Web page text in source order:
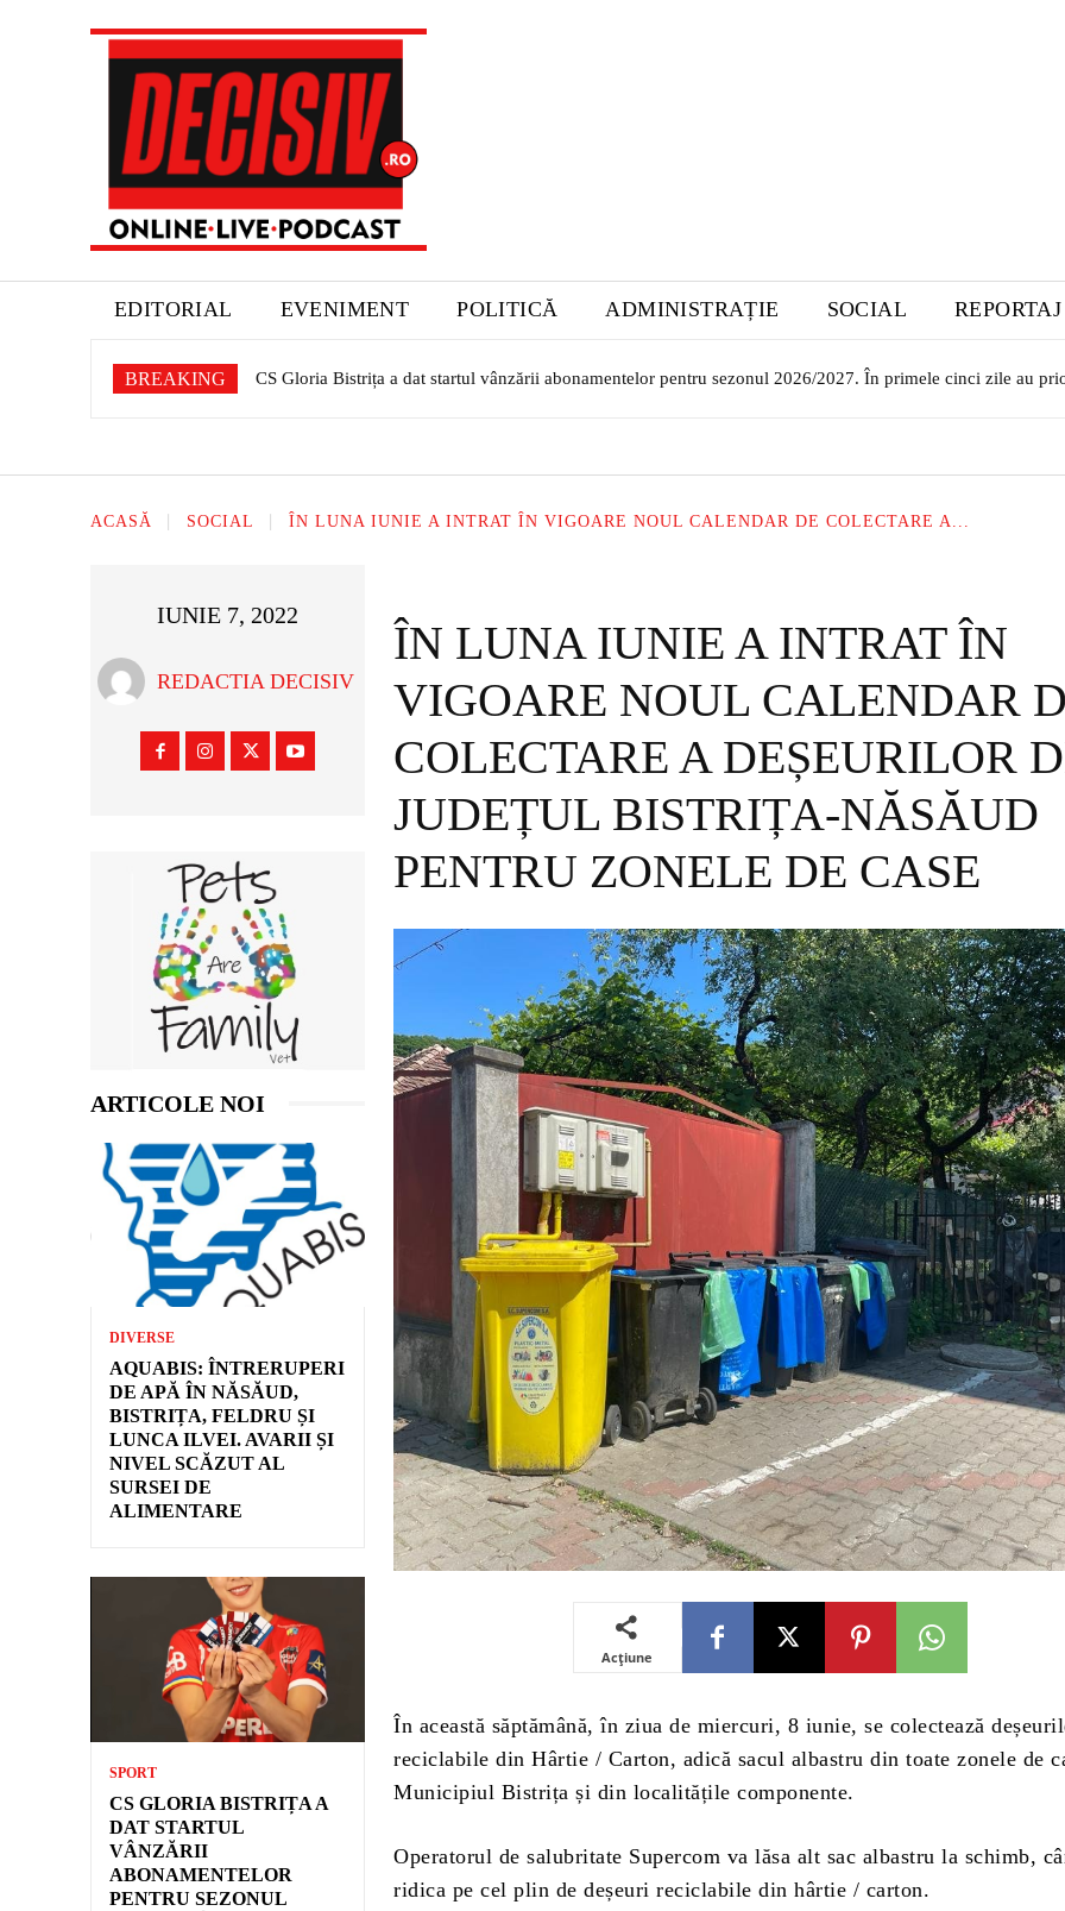
EDITORIAL EVENIMENT POLITICĂ ADMINISTRAȚIE SOCIAL REPORTAJ
BREAKING Expoziție dedicată patrimoniului sașilor transilvăneni la Muzeul Bistrița. Vernisajul are loc în 7 august
ACASĂ SOCIAL ÎN LUNA IUNIE A INTRAT ÎN VIGOARE NOUL CALENDAR DE COLECTARE A...
IUNIE 7, 2022
REDACTIA DECISIV
ARTICOLE NOI
DIVERSE
AQUABIS: ÎNTRERUPERI
DE APĂ ÎN NĂSĂUD,
BISTRIȚA, FELDRU ȘI
LUNCA ILVEI. AVARII ȘI
NIVEL SCĂZUT AL
SURSEI DE
ALIMENTARE
SPORT
CS GLORIA BISTRIȚA A
DAT STARTUL
VÂNZĂRII
ABONAMENTELOR
PENTRU SEZONUL
ÎN LUNA IUNIE A INTRAT ÎN
VIGOARE NOUL CALENDAR
COLECTARE A DEȘEURILOR
JUDEȚUL BISTRIȚA-NĂSĂUD
PENTRU ZONELE DE CASE
Acțiune
În această săptămână, în ziua de miercuri, 8 iunie, se colectează
reciclabile din Hârtie / Carton, adică sacul albastru din toate zonele de
Municipiul Bistrița și din localitățile componente.
Operatorul de salubritate Supercom va lăsa alt sac albastru la schimb,
ridica pe cel plin de deșeuri reciclabile din hârtie / carton.